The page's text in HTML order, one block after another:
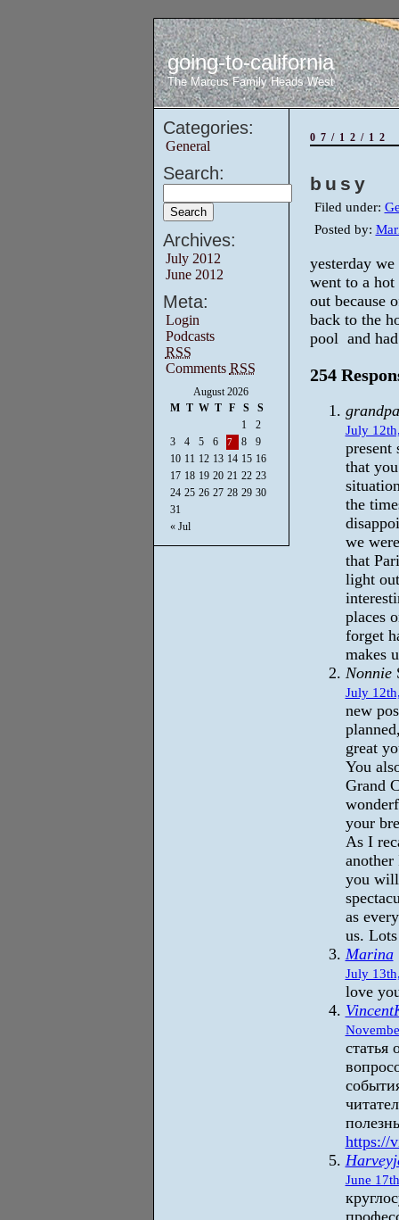
going-to-california
The Marcus Family Heads West
Categories:
General
Search:
Archives:
July 2012
June 2012
Meta:
Login
Podcasts
RSS
Comments RSS
August 2026
M T W T F S S
« Jul
1
2
3
4 5 6 7 8
9
10 11 12 13 14 15 16
17 18 19 20 21 22 23
24 25 26 27 28 29 30
31
07/12/12
busy
Filed under:
Posted by:
yesterday
went to a hot
out because
back to the
pool and
254
July
present
that
the
we
that
light
places
forget
makes
Nonnie
July
new
great
You
Grand
your
As I
you will
as
us.
Marina
July
love
статья
https://
June